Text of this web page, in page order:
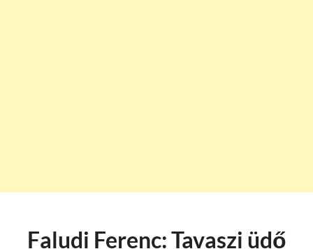
Faludi Ferenc: Tavaszi üdő